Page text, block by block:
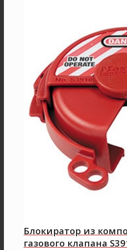
Блокиратор из
газового клапана